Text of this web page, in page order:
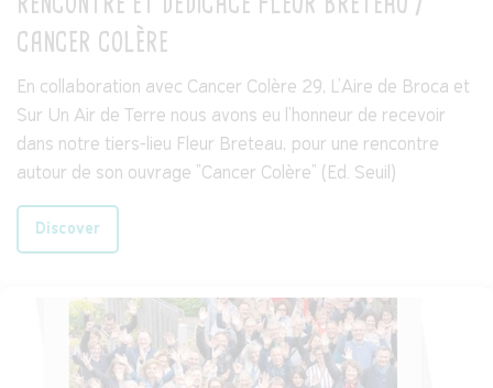
CANCER COLÈRE
En collaboration avec Cancer Colère 29, L'Aire de Broca et
Sur Un Air de Terre nous avons eu l'honneur de recevoir
dans notre tiers-lieu Fleur Breteau, pour une rencontre
autour de son ouvrage "Cancer Colère" (Ed. Seuil)
Discover